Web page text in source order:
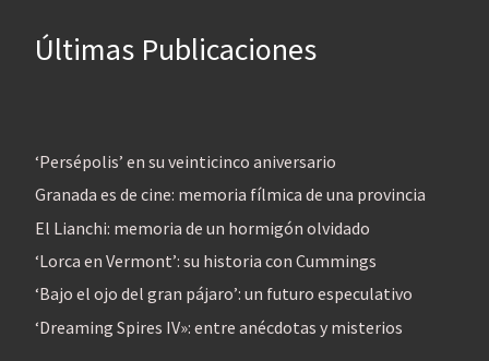
Últimas Publicaciones
‘Persépolis’ en su veinticinco aniversario
Granada es de cine: memoria fílmica de una provincia
El Lianchi: memoria de un hormigón olvidado
‘Lorca en Vermont’: su historia con Cummings
‘Bajo el ojo del gran pájaro’: un futuro especulativo
‘Dreaming Spires IV»: entre anécdotas y misterios